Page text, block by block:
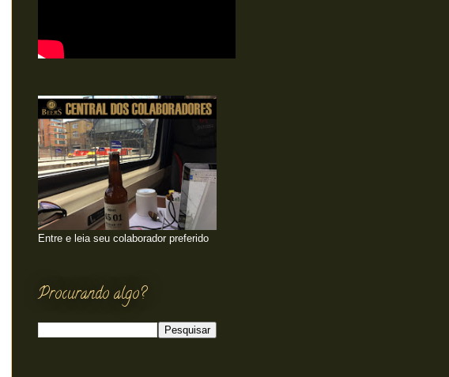
Entre e leia seu colaborador preferido
Procurando algo?